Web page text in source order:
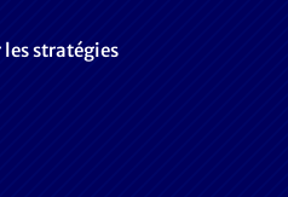
stratégies